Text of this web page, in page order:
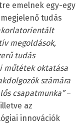
emelnek egy-egy
tudás
megoldások,
tudás
műtétek oktatása
számára
csapatmunka”–
az
innovációk